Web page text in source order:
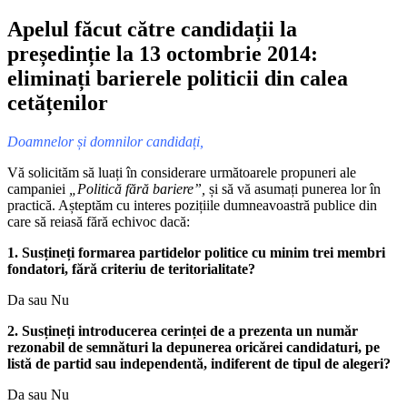
Apelul făcut către candidații la
președinție la 13 octombrie 2014:
eliminați barierele politicii din calea
cetățenilor
Doamnelor și domnilor candidați,
Vă solicităm să luați în considerare următoarele propuneri ale
campaniei „Politică fără bariere”, și să vă asumați punerea lor în
practică. Așteptăm cu interes pozițiile dumneavoastră publice din
care să reiasă fără echivoc dacă:
1. Susțineți formarea partidelor politice cu minim trei membri
fondatori, fără criteriu de teritorialitate?
Da sau Nu
2. Susțineți introducerea cerinței de a prezenta un număr
rezonabil de semnături la depunerea oricărei candidaturi, pe
listă de partid sau independentă, indiferent de tipul de alegeri?
Da sau Nu